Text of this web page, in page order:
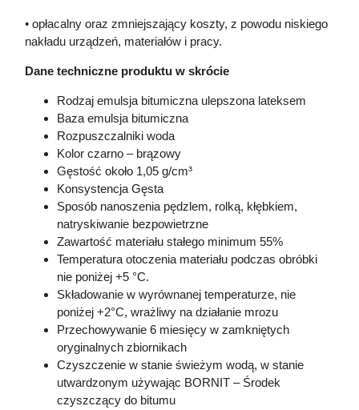
• opłacalny oraz zmniejszający koszty, z powodu niskiego
nakładu urządzeń, materiałów i pracy.
Dane techniczne produktu w skrócie
Rodzaj emulsja bitumiczna ulepszona lateksem
Baza emulsja bitumiczna
Rozpuszczalniki woda
Kolor czarno – brązowy
Gęstość około 1,05 g/cm³
Konsystencja Gęsta
Sposób nanoszenia pędzlem, rolką, kłębkiem,
natryskiwanie bezpowietrzne
Zawartość materiału stałego minimum 55%
Temperatura otoczenia materiału podczas obróbki
nie poniżej +5 °C.
Składowanie w wyrównanej temperaturze, nie
poniżej +2°C, wrażliwy na działanie mrozu
Przechowywanie 6 miesięcy w zamkniętych
oryginalnych zbiornikach
Czyszczenie w stanie świeżym wodą, w stanie
utwardzonym używając BORNIT – Środek
czyszczący do bitumu